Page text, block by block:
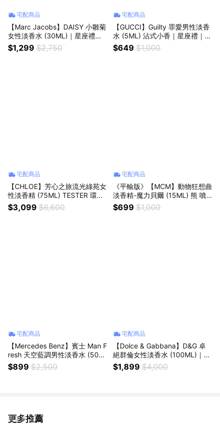
宅配商品
【Marc Jacobs】DAISY 小雛菊
女性淡香水 (30ML)｜星座禮｜
生日禮物｜情人節禮物｜感謝禮
$1,299 $2,750
宅配商品
【GUCCI】Guilty 罪愛男性淡香
水 (5ML) 沾式小香｜星座禮｜生
日禮物｜情人節禮物｜感謝禮
$649 $1,000
宅配商品
【CHLOE】芳心之旅流光綠苑女
性淡香精 (75ML) TESTER 環保
包裝
$3,099 $6,600
宅配商品
《平輸版》【MCM】動物狂想曲
淡香精-魔力貝爾 (15ML) 熊 噴
式小香｜教師節｜中秋節｜星座
禮｜生日禮物｜情人節｜感謝禮
$699 $1,000
宅配商品
【Mercedes Benz】賓士 Man F
resh 天空藍調男性淡香水 (50M
L)
$899 $2,500
宅配商品
【Dolce & Gabbana】D&G 卓
絕群倫女性淡香水 (100ML)｜教
師節｜中秋節｜星座禮｜生日禮
物｜情人節｜感謝禮
$1,899 $4,000
更多推薦
看更多